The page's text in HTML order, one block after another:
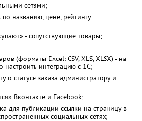
сетями;
названию, цене, рейтингу
- сопутствующие товары;
(форматы Excel: CSV, XLS, XLSX) - на
настроить интеграцию с 1С;
о статусе заказа администратору и
Вконтакте и Facebook;
для публикации ссылки на страницу в
социальных сетях;